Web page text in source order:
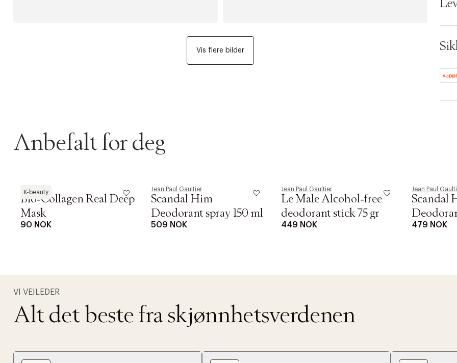
Vis flere bilder
Ax
Anbefalt for deg
K-beauty
Biodance
Bio-Collagen Real Deep
Mask
90 NOK
Jean Paul Gaultier
Scandal Him
Deodorant spray 150 ml
509 NOK
Jean Paul Gaultier
Le Male Alcohol-free
deodorant stick 75 gr
449 NOK
Jean Paul
Scandal
479 NOK
VI VEILEDER
Alt det beste fra skjønnhetsverdenen